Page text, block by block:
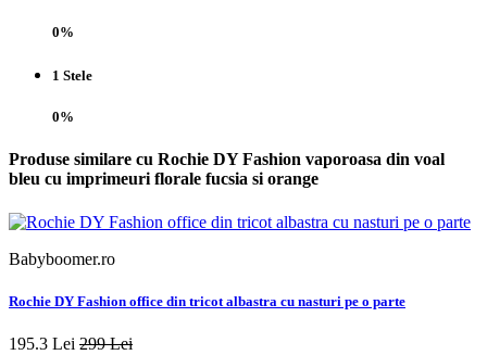
0%
1 Stele
0%
Produse similare cu Rochie DY Fashion vaporoasa din voal
bleu cu imprimeuri florale fucsia si orange
Babyboomer.ro
Rochie DY Fashion office din tricot albastra cu nasturi pe o parte
195.3 Lei 299 Lei